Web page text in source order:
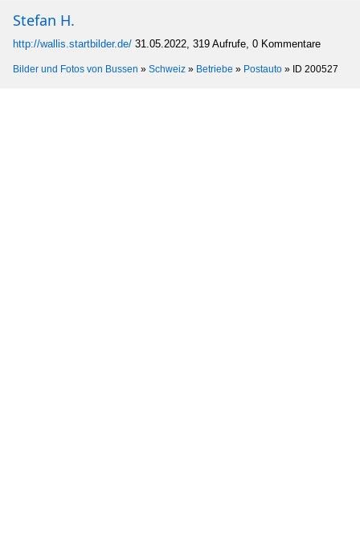
Stefan H.
http://wallis.startbilder.de/ 31.05.2022, 319 Aufrufe, 0 Kommentare
Bilder und Fotos von Bussen » Schweiz » Betriebe » Postauto » ID 200527